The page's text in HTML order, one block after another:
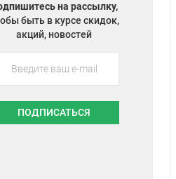
на рассылку,
быть в курсе скидок,
акций, новостей
ПОДПИСАТЬСЯ